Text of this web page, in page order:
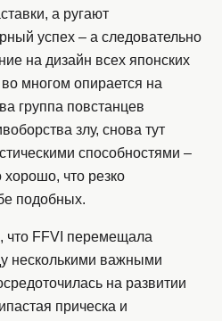
а ругают
успех – а следовательно
на дизайн всех японских
многом опирается на
группа повстанцев
злу, снова тут
способностями –
хорошо, что резко
подобных.
что FFVI перемещала
несколькими важными
на развитии
прическа и